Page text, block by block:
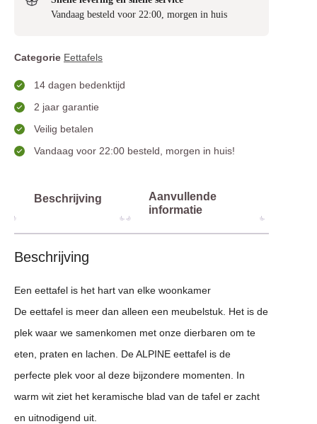
Vandaag besteld voor 22:00, morgen in huis
Categorie Eettafels
14 dagen bedenktijd
2 jaar garantie
Veilig betalen
Vandaag voor 22:00 besteld, morgen in huis!
Beschrijving
Aanvullende
informatie
Beschrijving
Een eettafel is het hart van elke woonkamer
De eettafel is meer dan alleen een meubelstuk. Het is de
plek waar we samenkomen met onze dierbaren om te
eten, praten en lachen. De ALPINE eettafel is de
perfecte plek voor al deze bijzondere momenten. In
warm wit ziet het keramische blad van de tafel er zacht
en uitnodigend uit.